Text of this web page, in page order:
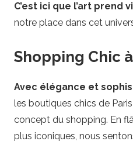
C’est ici que l’art prend
notre place dans cet
Shopping Chic
Avec élégance et
les boutiques chics de
concept du shopping. En
plus iconiques, nous